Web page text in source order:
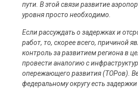
пути. В этой связи развитие
уровня просто необходимо.
Если рассуждать о задержках и
работ, то, скорее всего, причиной
контроль за развитием региона в
провести аналогию с
опережающего развития (ТОРов).
федеральному округу есть задержки